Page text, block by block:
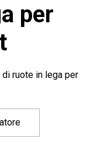
per
ruote in lega per